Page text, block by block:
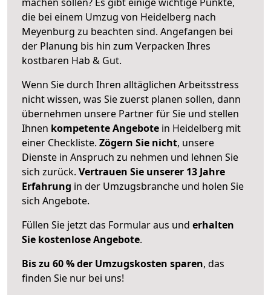
die bei einem Umzug von Heidelberg nach
Meyenburg zu beachten sind. Angefangen bei
der Planung bis hin zum Verpacken Ihres
kostbaren Hab & Gut.
Wenn Sie durch Ihren alltäglichen Arbeitsstress
nicht wissen, was Sie zuerst planen sollen, dann
übernehmen unsere Partner für Sie und stellen
Ihnen kompetente Angebote in Heidelberg mit
einer Checkliste. Zögern Sie nicht, unsere
Dienste in Anspruch zu nehmen und lehnen Sie
sich zurück. Vertrauen Sie unserer 13 Jahre
Erfahrung in der Umzugsbranche und holen Sie
sich Angebote.
Füllen Sie jetzt das Formular aus und erhalten
Sie kostenlose Angebote.
Bis zu 60 % der Umzugskosten sparen, das
finden Sie nur bei uns!